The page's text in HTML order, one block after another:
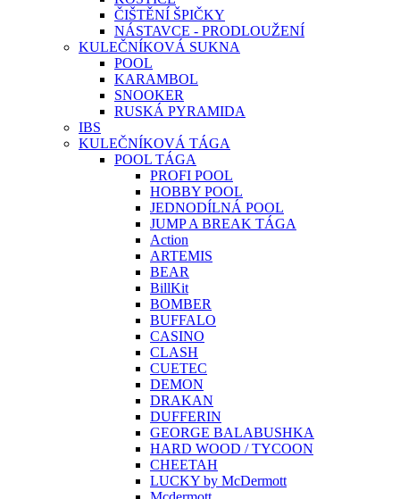
ČIŠTĚNÍ ŠPIČKY
NÁSTAVCE - PRODLOUŽENÍ
KULEČNÍKOVÁ SUKNA
POOL
KARAMBOL
SNOOKER
RUSKÁ PYRAMIDA
IBS
KULEČNÍKOVÁ TÁGA
POOL TÁGA
PROFI POOL
HOBBY POOL
JEDNODÍLNÁ POOL
JUMP A BREAK TÁGA
Action
ARTEMIS
BEAR
BillKit
BOMBER
BUFFALO
CASINO
CLASH
CUETEC
DEMON
DRAKAN
DUFFERIN
GEORGE BALABUSHKA
HARD WOOD / TYCOON
CHEETAH
LUCKY by McDermott